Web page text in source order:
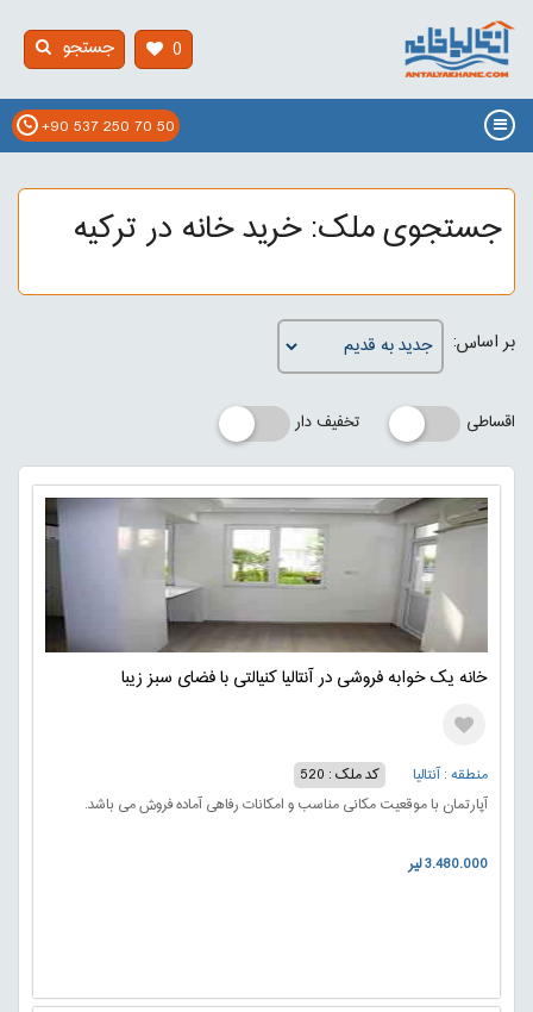
0
+90 537 250 70 50
جستجو
جستجوی ملک: خرید خانه در ترکیه
بر اساس:
اقساطی تخفیف دار
خانه یک خوابه فروشی در آنتالیا کنیالتی با فضای سبز زیبا
منطقه : آنتالیا
کد ملک : 520
آپارتمان با موقعیت مکانی مناسب و امکانات رفاهی آماده فروش می باشد.
3.480.000 لیر